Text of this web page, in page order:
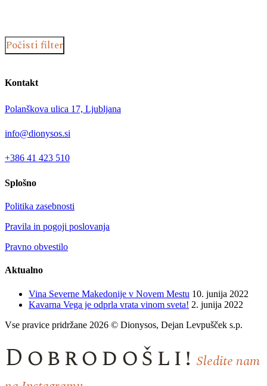
Počisti filter
Kontakt
Polanškova ulica 17, Ljubljana
info@dionysos.si
+386 41 423 510
Splošno
Politika zasebnosti
Pravila in pogoji poslovanja
Pravno obvestilo
Aktualno
Vina Severne Makedonije v Novem Mestu 10. junija 2022
Kavarna Vega je odprla vrata vinom sveta! 2. junija 2022
Vse pravice pridržane 2026 © Dionysos, Dejan Levpušček s.p.
Dobrodošli! Sledite nam